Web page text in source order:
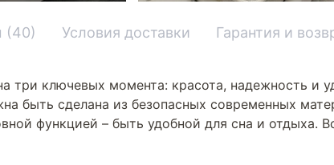
(40) Условия доставки Гарантия и
ключевых момента: красота, надежность и
быть сделана из безопасных современных
функцией – быть удобной для сна и отдыха.